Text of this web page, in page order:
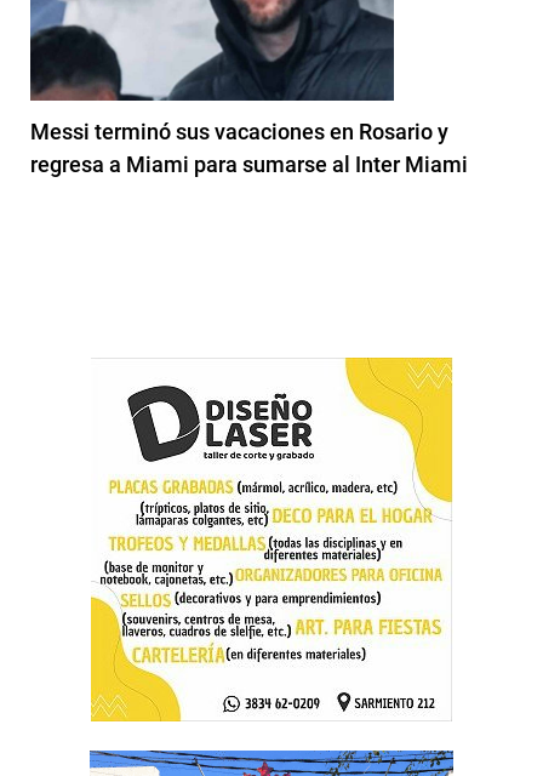
Messi terminó sus vacaciones en Rosario y
regresa a Miami para sumarse al Inter Miami